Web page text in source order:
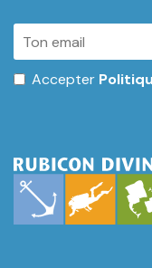
Accepter